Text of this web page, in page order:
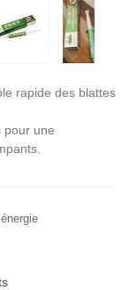
rapide des blattes
pour une